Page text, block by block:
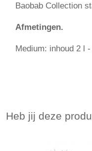
Baobab Collection
Afmetingen.
Medium: inhoud 2 l
Heb jij deze